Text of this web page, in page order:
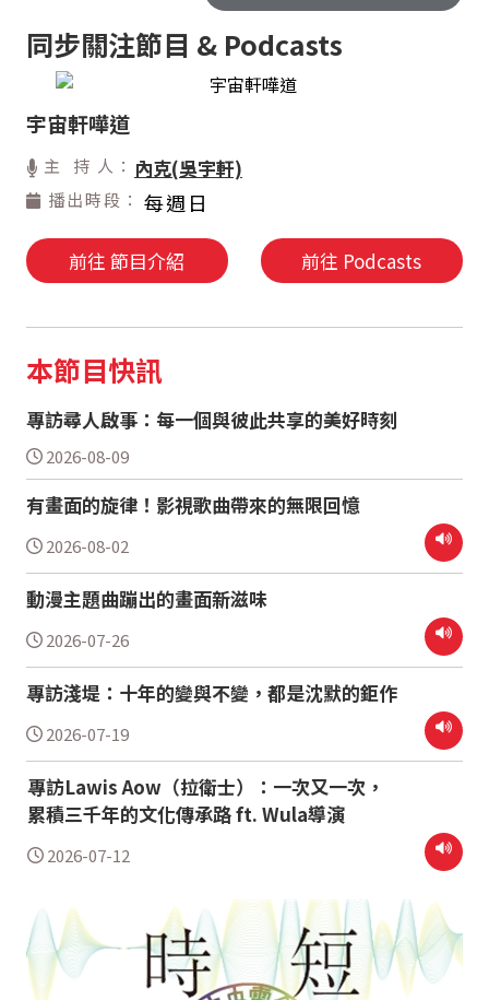
同步關注節目 & Podcasts
宇宙軒嘩道
主 持 人： 內克(吳宇軒)
播出時段： 每週日
前往 節目介紹 前往 Podcasts
本節目快訊
專訪尋人啟事：每一個與彼此共享的美好時刻
2026-08-09
有畫面的旋律！影視歌曲帶來的無限回憶
2026-08-02
動漫主題曲蹦出的畫面新滋味
2026-07-26
專訪淺堤：十年的變與不變，都是沈默的鉅作
2026-07-19
專訪Lawis Aow（拉衛士）：一次又一次，
累積三千年的文化傳承路 ft. Wula導演
2026-07-12